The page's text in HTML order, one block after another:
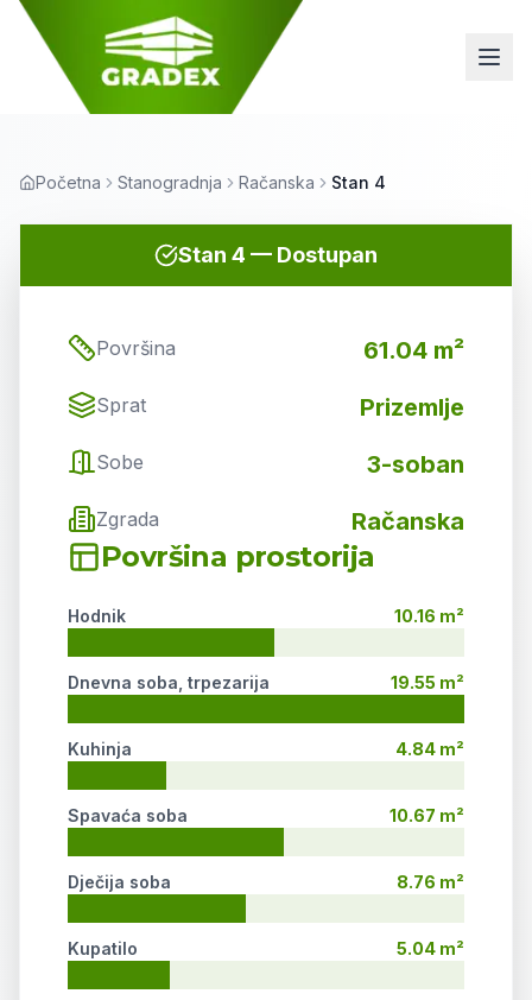
Početna Stanogradnja Račanska Stan 4
Stan 4 — Dostupan
Površina 61.04 m²
Sprat Prizemlje
Sobe 3-soban
Zgrada Račanska
Površina prostorija
Hodnik 10.16 m²
Dnevna soba, trpezarija 19.55 m²
Kuhinja 4.84 m²
Spavaća soba 10.67 m²
Dječija soba 8.76 m²
Kupatilo 5.04 m²